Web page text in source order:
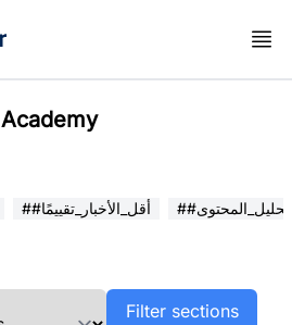
Academy
##أقل_الأخبار_تقييمًا ##تحليل_المحتوى
Filter sections